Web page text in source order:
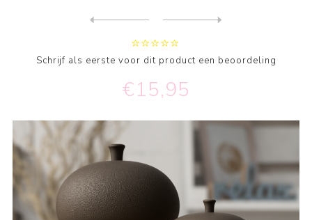
Schrijf als eerste voor dit product een beoordeling
€15,95